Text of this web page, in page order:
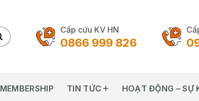
Cấp cứu KV HN
0866 999 826
MEMBERSHIP TIN TỨC HOẠT ĐỘNG – SỰ